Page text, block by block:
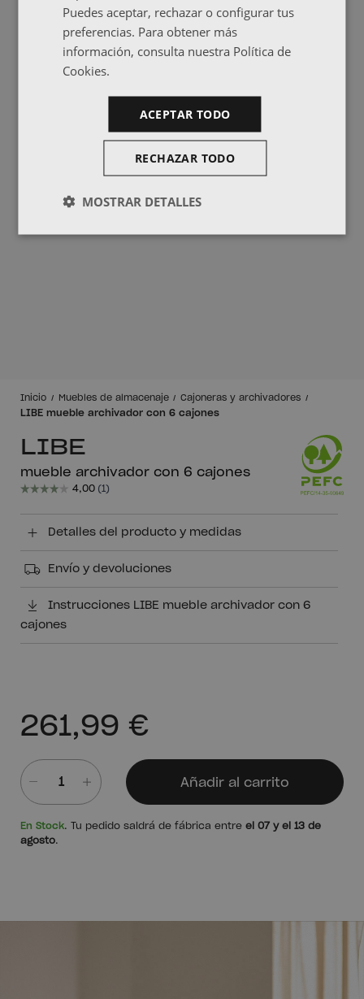
Inicio Muebles de almacenaje Cajoneras y archivadores
LIBE mueble archivador con 6 cajones
LIBE
mueble archivador con 6 cajones
261,99 €
Añadir al carrito
En Stock. Tu pedido saldrá de fábrica entre el 07 y el 13 de
agosto.
Detalles del producto y medidas
Envío y devoluciones
Instrucciones LIBE mueble archivador con 6
cajones
Puedes aceptar, rechazar o configurar tus
preferencias. Para obtener más
información, consulta nuestra Política de
Cookies.
ACEPTAR TODO
RECHAZAR TODO
MOSTRAR DETALLES